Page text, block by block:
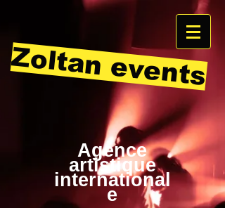
Zoltan events
Agence
artistique
international
e